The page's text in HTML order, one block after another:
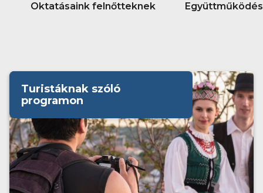
Oktatásaink felnőtteknek
Turistáknak szóló
programon